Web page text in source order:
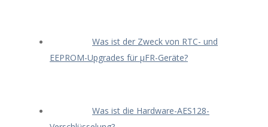
Was ist der Zweck von RTC- und
EEPROM-Upgrades für μFR-Geräte?
Was ist die Hardware-AES128-